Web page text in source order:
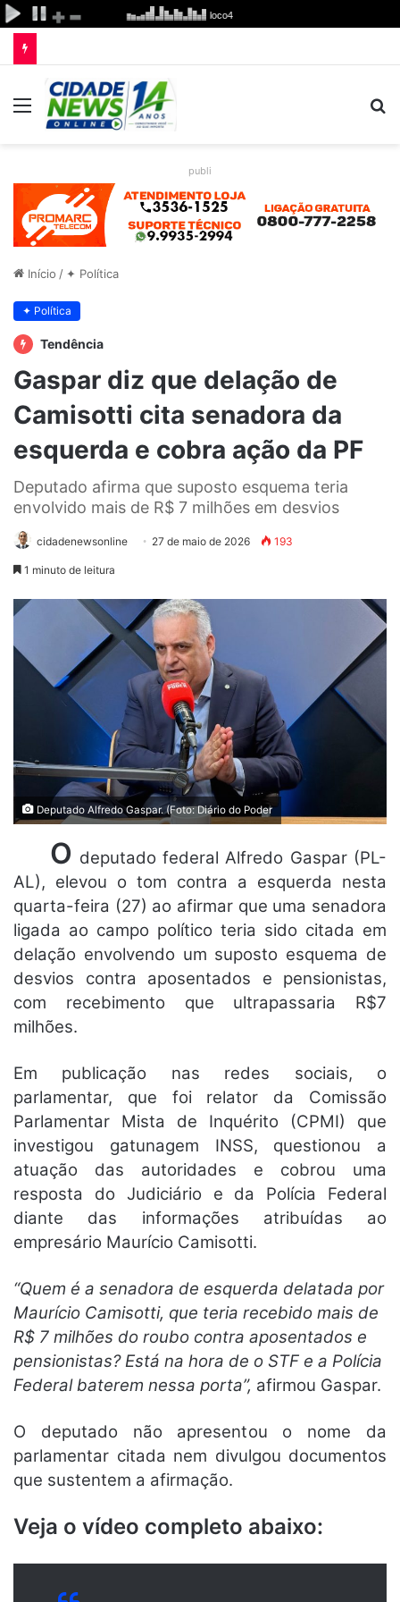
Menu
publi
Início / ✦ Política
✦ Política
Tendência
Gaspar diz que delação de
Camisotti cita senadora da
esquerda e cobra ação da PF
Deputado afirma que suposto esquema teria
envolvido mais de R$ 7 milhões em desvios
cidadenewsonline 27 de maio de 2026 193
1 minuto de leitura
Deputado Alfredo Gaspar. (Foto: Diário do Poder
O deputado federalAlfredo Gaspar (PL-
AL), elevou o tom contra a esquerda nesta
quarta-feira (27) ao afirmar que uma senadora
ligada ao campo político teria sido citada em
delação envolvendo um suposto esquema de
desvios contra aposentados e pensionistas,
com recebimento que ultrapassaria R$7
milhões.
Em publicação nas redes sociais, o
parlamentar, que foi relator da Comissão
Parlamentar Mista de Inquérito (CPMI) que
investigou gatunagem INSS, questionou a
atuação das autoridades e cobrou uma
resposta do Judiciário e da Polícia Federal
diante das informações atribuídas ao
empresário Maurício Camisotti.
“Quem é a senadora de esquerda delatada por
Maurício Camisotti, que teria recebido mais de
R$ 7 milhões do roubo contra aposentados e
pensionistas? Está na hora de o STF e a Polícia
Federal baterem nessa porta”, afirmou Gaspar.
O deputado não apresentou o nome da
parlamentar citada nem divulgou documentos
que sustentem a afirmação.
Veja o vídeo completo abaixo: